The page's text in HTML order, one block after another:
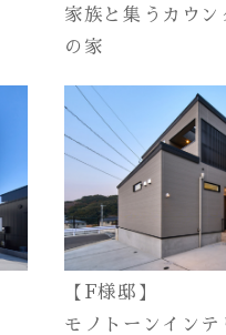
家族と集うカウン
の家
【F様邸】
モノトーンインテ